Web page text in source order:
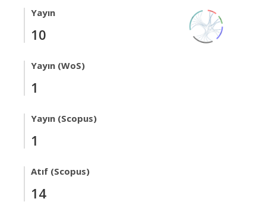
Yayın
10
Yayın (WoS)
1
Yayın (Scopus)
1
Atıf (Scopus)
14